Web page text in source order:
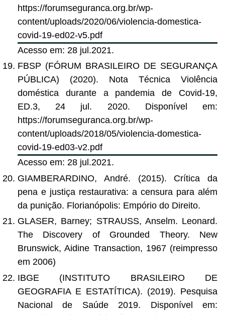
https://forumseguranca.org.br/wp-
content/uploads/2020/06/violencia-domestica-
covid-19-ed02-v5.pdf
Acesso em: 28 jul.2021.
FBSP (FÓRUM BRASILEIRO DE SEGURANÇA
PÚBLICA) (2020). Nota Técnica Violência
doméstica durante a pandemia de Covid-19,
ED.3, 24 jul. 2020. Disponível em:
https://forumseguranca.org.br/wp-
content/uploads/2018/05/violencia-domestica-
covid-19-ed03-v2.pdf
Acesso em: 28 jul.2021.
GIAMBERARDINO, André. (2015). Crítica da
pena e justiça restaurativa: a censura para além
da punição. Florianópolis: Empório do Direito.
GLASER, Barney; STRAUSS, Anselm. Leonard.
The Discovery of Grounded Theory. New
Brunswick, Aidine Transaction, 1967 (reimpresso
em 2006)
IBGE (INSTITUTO BRASILEIRO DE
GEOGRAFIA E ESTATÍTICA). (2019). Pesquisa
Nacional de Saúde 2019. Disponível em: